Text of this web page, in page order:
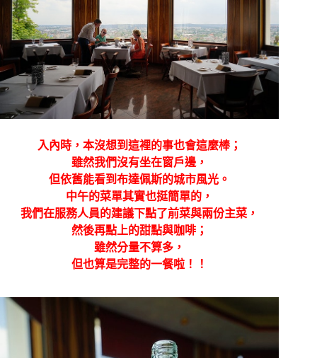
入內時，本沒想到這裡的事也會這麼棒；
雖然我們沒有坐在窗戶邊，
但依舊能看到布達佩斯的城市風光。
中午的菜單其實也挺簡單的，
我們在服務人員的建議下點了前菜與兩份主菜，
然後再點上的甜點與咖啡；
雖然分量不算多，
但也算是完整的一餐啦！！